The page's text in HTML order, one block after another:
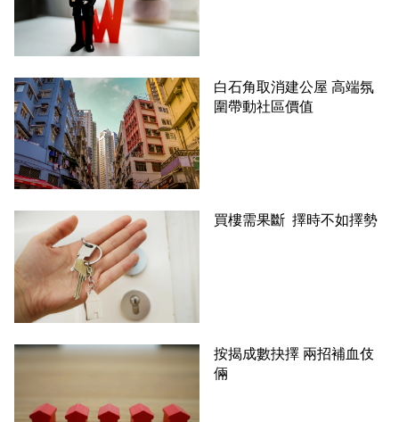
白石角取消建公屋 高端氛
圍帶動社區價值
買樓需果斷 擇時不如擇勢
按揭成數抉擇 兩招補血伎
倆